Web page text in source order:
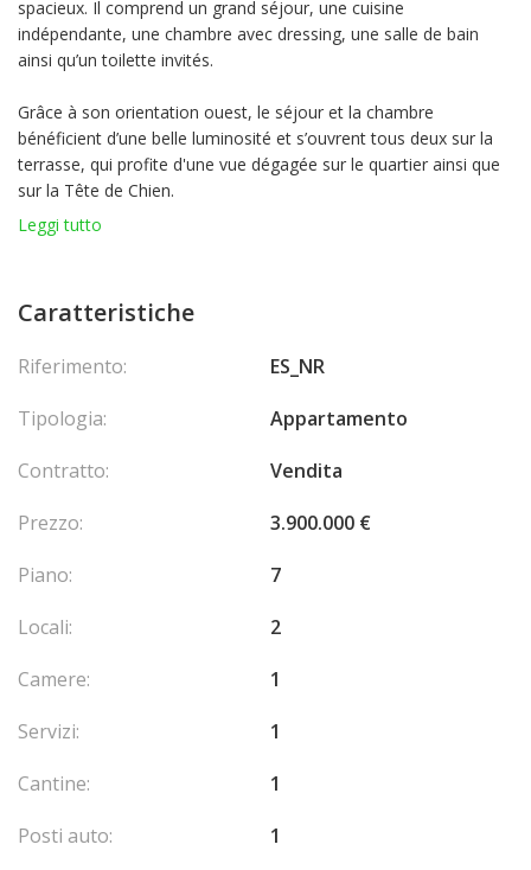
spacieux. Il comprend un grand séjour, une cuisine
indépendante, une chambre avec dressing, une salle de bain
ainsi qu’un toilette invités.
Grâce à son orientation ouest, le séjour et la chambre
bénéficient d’une belle luminosité et s’ouvrent tous deux sur la
terrasse, qui profite d'une vue dégagée sur le quartier ainsi que
sur la Tête de Chien.
Le bien comprend également un parking et une cave. Les
restaurants, des bars et du centre commercial.
Il présente un très beau potentiel de rénovation. Le bien est
Leggi tutto
Caratteristiche
Riferimento:
ES_NR
Tipologia:
Appartamento
Contratto:
Vendita
Prezzo:
3.900.000 €
Piano:
7
Locali:
2
Camere:
1
Servizi:
1
Cantine:
1
Posti auto:
1